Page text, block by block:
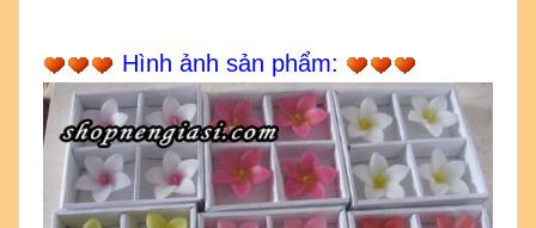
Hình ảnh sản phẩm: